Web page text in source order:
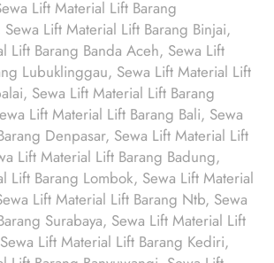
Lift Material Lift Barang
Sewa Lift Material Lift Barang Binjai,
Lift Barang Banda Aceh, Sewa Lift
Lubuklinggau, Sewa Lift Material Lift
Sewa Lift Material Lift Barang
Lift Material Lift Barang Bali, Sewa
Denpasar, Sewa Lift Material Lift
Lift Material Lift Barang Badung,
Lift Barang Lombok, Sewa Lift Material
Lift Material Lift Barang Ntb, Sewa
Surabaya, Sewa Lift Material Lift
Lift Material Lift Barang Kediri,